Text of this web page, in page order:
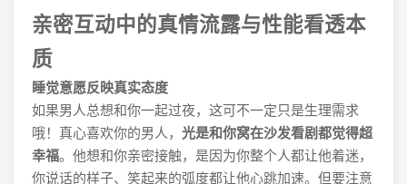
亲密互动中的真情流露与性能看透本
质
睡觉意愿反映真实态度
如果男人总想和你一起过夜，这可不一定只是生理需求
哦！真心喜欢你的男人， 光是和你窝在沙发看剧都觉得超
幸福。他想和你亲密接触，是因为你整个人都让他着迷，
你说话的样子、笑起来的弧度都让他心跳加速。但要注意